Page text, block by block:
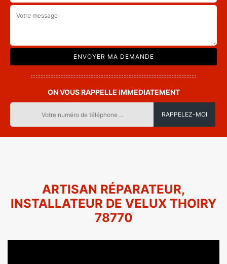
ON VOUS RAPPELLE IMMEDIATEMENT
ARTISAN RÉPARATEUR,
INSTALLATEUR DE VELUX THOIRY
78770